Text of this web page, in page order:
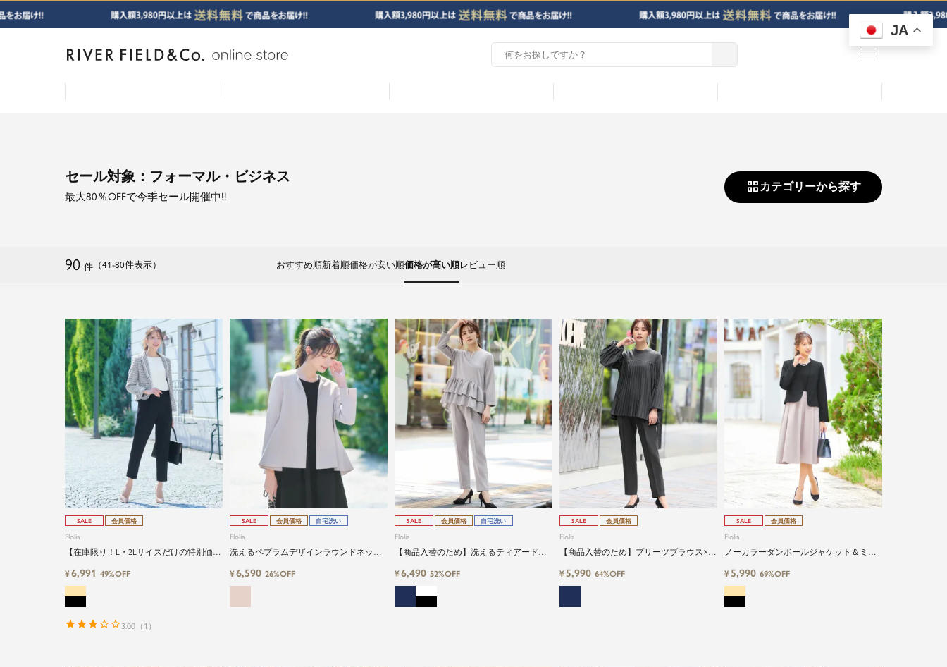
JA
menu
セール対象：フォーマル・ビジネス
最大80％OFFで今季セール開催中!!
カテゴリーから探す
90 件 （41-80件表示） おすすめ順新着順価格が安い順価格が高い順レビュー順
SALE 会員価格
Flolia
【在庫限り！L・2Lサイズだけの特別価
アップセレモニースーツ
¥6,991 49%OFF
3.00 （ 1 ）
SALE 会員価格 自宅洗い
Flolia
洗えるペプラムデザインラウンドネック
¥6,590 26%OFF
SALE 会員価格 自宅洗い
Flolia
【商品入替のため】洗えるティアードフ
トアップセレモニースーツ
¥6,490 52%OFF
SALE 会員価格
Flolia
【商品入替のため】プリーツブラウス×テ
業式・入学式・ビジネス対応
¥5,990 64%OFF
SALE 会員価格
Flolia
ノーカラーダンボールジャケット＆ミデ
点セットセレモニースーツ
¥5,990 69%OFF